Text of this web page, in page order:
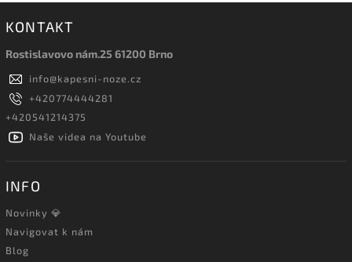
KONTAKT
Rostislavovo nám.25 61200 Brno
info@kapesni-noze.cz
+420774444281
+420541214375
Naše videa na Youtube
INFO
Novinky 💎
Navigovat k nám
Blog